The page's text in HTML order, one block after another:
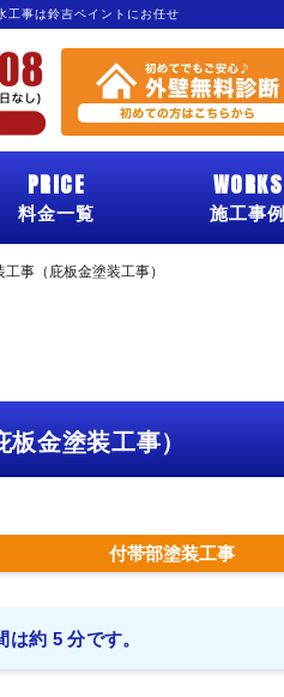
事は鈴吉ペイントにお任せ
PRICE
料金一覧
WORKS
施工事例
事（庇板金塗装工事）
金塗装工事）
付帯部塗装工事
約 5 分です。